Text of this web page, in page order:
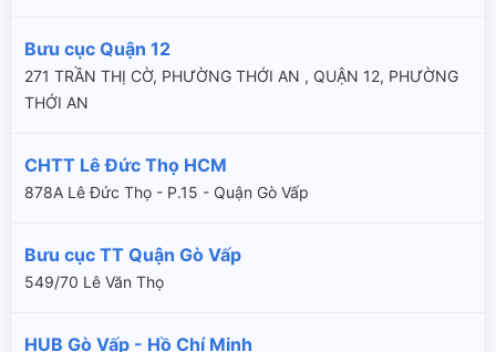
Bưu cục Quận 12
271 TRẦN THỊ CỜ, PHƯỜNG THỚI AN , QUẬN 12, PHƯỜNG
THỚI AN
CHTT Lê Đức Thọ HCM
878A Lê Đức Thọ - P.15 - Quận Gò Vấp
Bưu cục TT Quận Gò Vấp
549/70 Lê Văn Thọ
HUB Gò Vấp - Hồ Chí Minh